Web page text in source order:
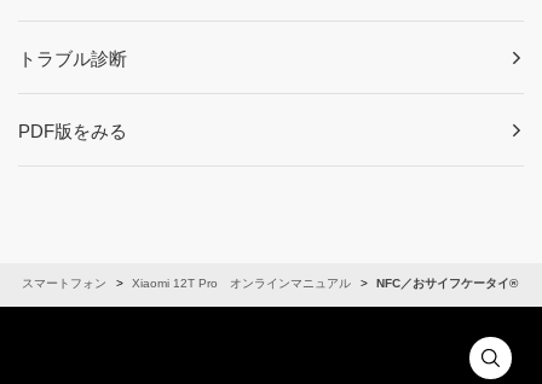
トラブル診断
PDF版をみる
スマートフォン Xiaomi 12T Pro オンラインマニュアル NFC／おサイフケータイ®